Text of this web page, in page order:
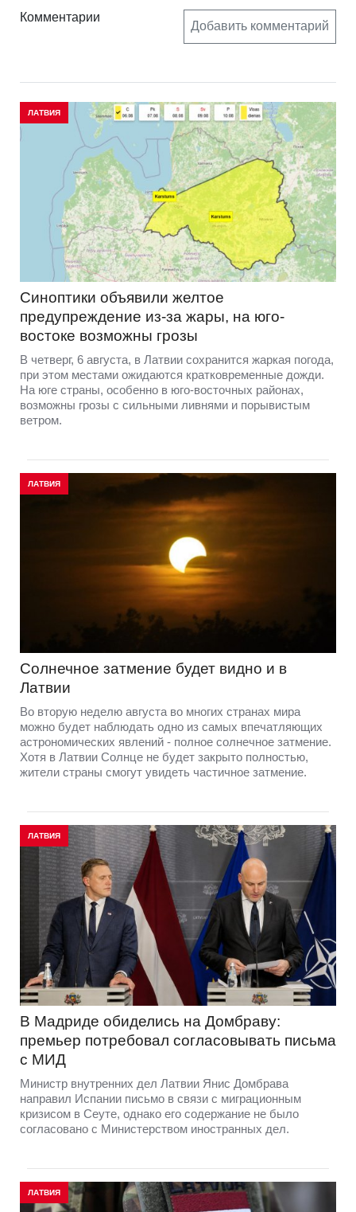
Комментарии
Добавить комментарий
ЛАТВИЯ
Синоптики объявили желтое
предупреждение из-за жары, на юго-
востоке возможны грозы
В четверг, 6 августа, в Латвии сохранится жаркая погода,
при этом местами ожидаются кратковременные дожди.
На юге страны, особенно в юго-восточных районах,
возможны грозы с сильными ливнями и порывистым
ветром.
ЛАТВИЯ
Солнечное затмение будет видно и в
Латвии
Во вторую неделю августа во многих странах мира
можно будет наблюдать одно из самых впечатляющих
астрономических явлений - полное солнечное затмение.
Хотя в Латвии Солнце не будет закрыто полностью,
жители страны смогут увидеть частичное затмение.
ЛАТВИЯ
В Мадриде обиделись на Домбраву:
премьер потребовал согласовывать письма
с МИД
Министр внутренних дел Латвии Янис Домбрава
направил Испании письмо в связи с миграционным
кризисом в Сеуте, однако его содержание не было
согласовано с Министерством иностранных дел.
ЛАТВИЯ